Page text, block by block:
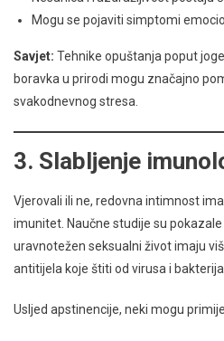
Mogu se pojaviti simptomi
Savjet: Tehnike opuštanja poput
boravka u prirodi mogu značajno
svakodnevnog stresa.
3. Slabljenje
Vjerovali ili ne, redovna intimnost
imunitet. Naučne studije su
uravnotežen seksualni život imaju
antitijela koje štiti od virusa i bakterija.
Usljed apstinencije, neki mogu